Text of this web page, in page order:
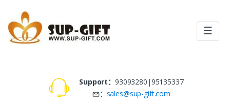
☰
Support： 93093280|95135337
： sales@sup-gift.com